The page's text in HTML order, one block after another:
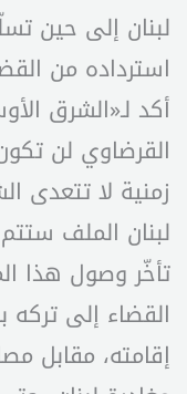
لبنان إلى حين
استرداده من
أكد لـ«الشرق
القرضاوي لن
زمنية لا تتعدى
لبنان الملف
تأخّر وصول هذا
القضاء إلى
إقامته، مقابل